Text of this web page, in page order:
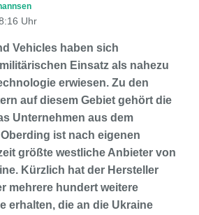
Uhr
Vehicles haben sich
Einsatz als nahezu
erwiesen. Zu den
auf diesem Gebiet gehört die
Unternehmen aus dem
ist nach eigenen
größte westliche Anbieter von
Kürzlich hat der Hersteller
mehrere hundert weitere
erhalten, die an die Ukraine